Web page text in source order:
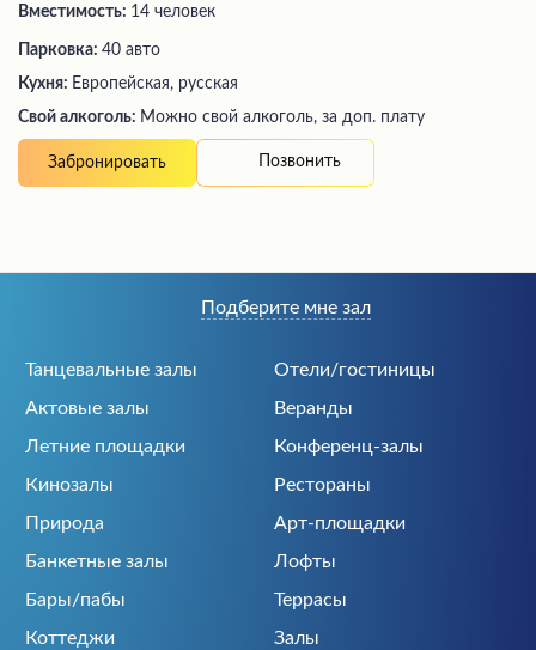
Вместимость: 14 человек
Парковка: 40 авто
Кухня: Европейская, русская
Свой алкоголь: Можно свой алкоголь, за доп. плату
Забронировать Позвонить
Танцевальные залы
Отели/гостиницы
Актовые залы
Веранды
Летние площадки
Конференц-залы
Кинозалы
Рестораны
Природа
Арт-площадки
Банкетные залы
Лофты
Бары/пабы
Террасы
Коттеджи
Залы
Подберите мне зал